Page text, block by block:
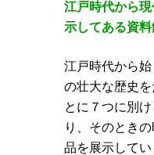
江戸時代から
示してある資料
江戸時代から
の壮大な歴史
とに７つに別
り、そのとき
品を展示して